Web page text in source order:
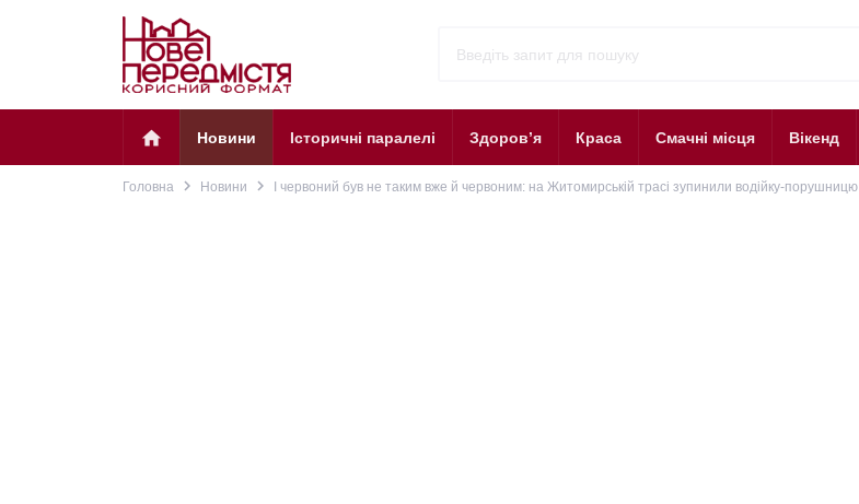
home Новини Історичні паралелі Здоров’я Краса Смачні місця Вікенд
Головна navigate_next Новини navigate_next І червоний був не таким вже й червоним: на Житомирській трасі зупинили водійку-порушницю